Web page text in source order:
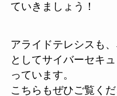
ていきましょう！
アライドテレシスも
としてサイバーセキ
っています。
こちらもぜひご覧くだ